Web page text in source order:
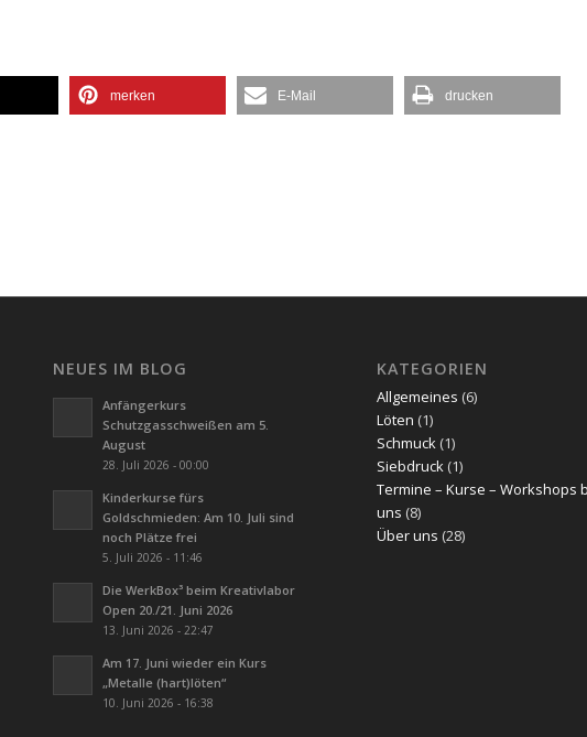
merken E-Mail drucken
NEUES IM BLOG
Anfängerkurs
Schutzgasschweißen am 5.
August
28. Juli 2026 - 00:00
Kinderkurse fürs
Goldschmieden: Am 10. Juli sind
noch Plätze frei
5. Juli 2026 - 11:46
Die WerkBox³ beim Kreativlabor
Open 20./21. Juni 2026
13. Juni 2026 - 22:47
Am 17. Juni wieder ein Kurs
„Metalle (hart)löten“
10. Juni 2026 - 16:38
KATEGORIEN
Allgemeines (6)
Löten (1)
Schmuck (1)
Siebdruck (1)
Termine – Kurse – Workshops
uns (8)
Über uns (28)